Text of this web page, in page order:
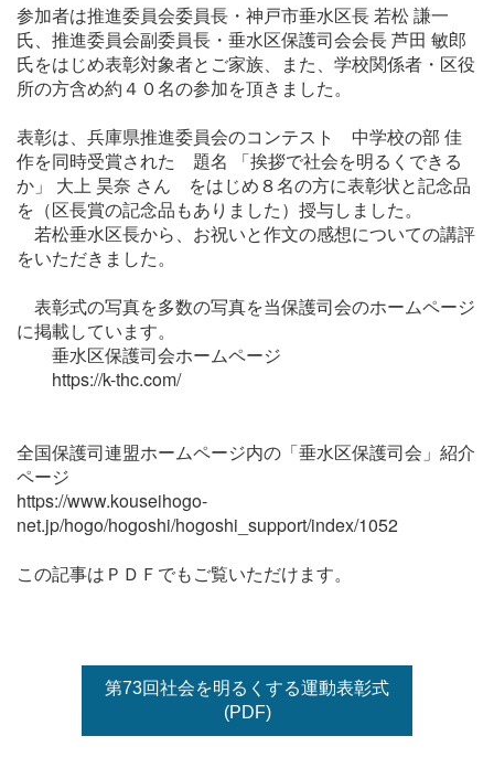
参加者は推進委員会委員長・神戸市垂水区長 若松 謙一
氏、推進委員会副委員長・垂水区保護司会会長 芦田 敏郎
氏をはじめ表彰対象者とご家族、また、学校関係者・区役
所の方含め約４０名の参加を頂きました。
表彰は、兵庫県推進委員会のコンテスト 中学校の部 佳
作を同時受賞された 題名 「挨拶で社会を明るくできる
か」 大上 昊奈 さん をはじめ８名の方に表彰状と記念品
を（区長賞の記念品もありました）授与しました。
若松垂水区長から、お祝いと作文の感想についての講評
をいただきました。
表彰式の写真を多数の写真を当保護司会のホームページ
に掲載しています。
垂水区保護司会ホームページ
https://k-thc.com/
全国保護司連盟ホームページ内の「垂水区保護司会」紹介
ページ
https://www.kouseihogo-
net.jp/hogo/hogoshi/hogoshi_support/index/1052
この記事はＰＤＦでもご覧いただけます。
第73回社会を明るくする運動表彰式
(PDF)